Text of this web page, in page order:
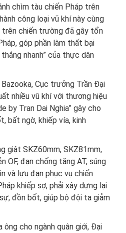
chìm tàu chiến Pháp trên
công loại vũ khí này cùng
chiến trường đã gây tổn
góp phần làm thất bại
nhanh” của thực dân
Cục trưởng Trần Đại
nhiều vũ khí với thương hiệu
by Tran Dai Nghia” gây cho
bất ngờ, khiếp vía, kinh
giật SKZ60mm, SKZ81mm,
OF, đạn chống tăng AT, súng
và lựu đạn phục vụ chiến
khiếp sợ, phải xây dựng lại
đồn bốt, giúp bộ đội ta giảm
cho ngành quân giới, Đại